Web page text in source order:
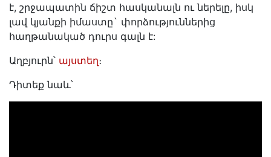
է, շրջապատին ճիշտ հասկանալն ու ներելը, իսկ
լավ կյանքի իմաստը` փորձություններից
հաղթանակած դուրս գալն է:
Աղբյուրն՝ այստեղ։
Դիտեք նաև՝